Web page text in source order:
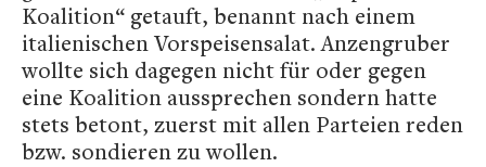
Koalition“ getauft, benannt nach einem
italienischen Vorspeisensalat. Anzengruber
wollte sich dagegen nicht für oder gegen
eine Koalition aussprechen sondern hatte
stets betont, zuerst mit allen Parteien reden
bzw. sondieren zu wollen.